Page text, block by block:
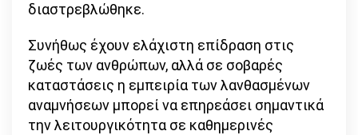
διαστρεβλώθηκε.
Συνήθως έχουν ελάχιστη επίδραση στις
ζωές των ανθρώπων, αλλά σε σοβαρές
καταστάσεις η εμπειρία των λανθασμένων
αναμνήσεων μπορεί να επηρεάσει σημαντικά
την λειτουργικότητα σε καθημερινές